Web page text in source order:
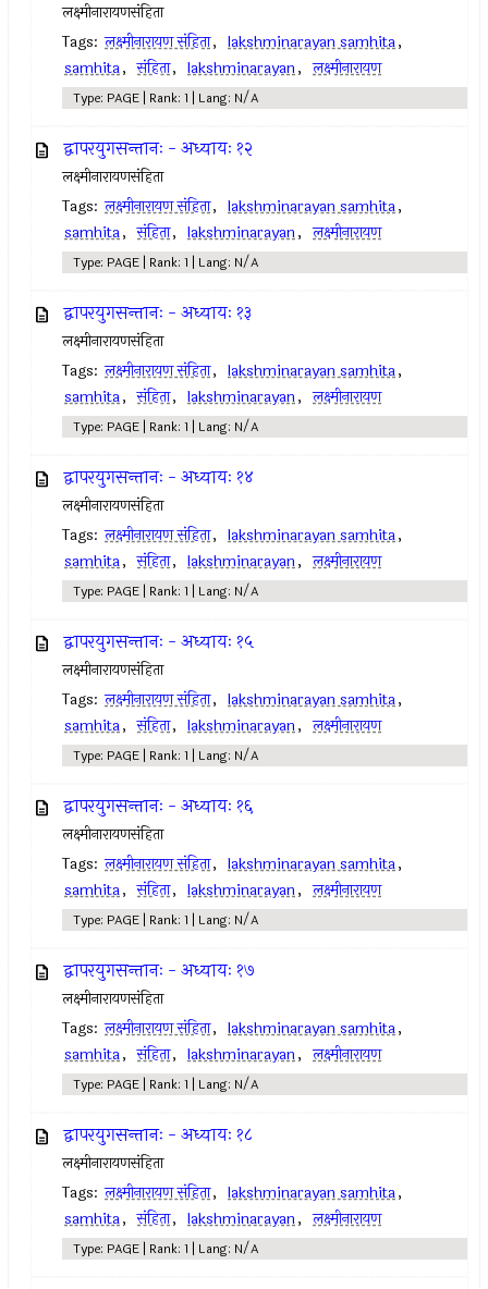
लक्ष्मीनारायणसंहिता
Tags: लक्ष्मीनारायण संहिता, lakshminarayan samhita,
samhita, संहिता, lakshminarayan, लक्ष्मीनारायण
Type: PAGE | Rank: 1 | Lang: N/A
द्वापरयुगसन्तानः - अध्यायः १२
लक्ष्मीनारायणसंहिता
Tags: लक्ष्मीनारायण संहिता, lakshminarayan samhita,
samhita, संहिता, lakshminarayan, लक्ष्मीनारायण
Type: PAGE | Rank: 1 | Lang: N/A
द्वापरयुगसन्तानः - अध्यायः १३
लक्ष्मीनारायणसंहिता
Tags: लक्ष्मीनारायण संहिता, lakshminarayan samhita,
samhita, संहिता, lakshminarayan, लक्ष्मीनारायण
Type: PAGE | Rank: 1 | Lang: N/A
द्वापरयुगसन्तानः - अध्यायः १४
लक्ष्मीनारायणसंहिता
Tags: लक्ष्मीनारायण संहिता, lakshminarayan samhita,
samhita, संहिता, lakshminarayan, लक्ष्मीनारायण
Type: PAGE | Rank: 1 | Lang: N/A
द्वापरयुगसन्तानः - अध्यायः १५
लक्ष्मीनारायणसंहिता
Tags: लक्ष्मीनारायण संहिता, lakshminarayan samhita,
samhita, संहिता, lakshminarayan, लक्ष्मीनारायण
Type: PAGE | Rank: 1 | Lang: N/A
द्वापरयुगसन्तानः - अध्यायः १६
लक्ष्मीनारायणसंहिता
Tags: लक्ष्मीनारायण संहिता, lakshminarayan samhita,
samhita, संहिता, lakshminarayan, लक्ष्मीनारायण
Type: PAGE | Rank: 1 | Lang: N/A
द्वापरयुगसन्तानः - अध्यायः १७
लक्ष्मीनारायणसंहिता
Tags: लक्ष्मीनारायण संहिता, lakshminarayan samhita,
samhita, संहिता, lakshminarayan, लक्ष्मीनारायण
Type: PAGE | Rank: 1 | Lang: N/A
द्वापरयुगसन्तानः - अध्यायः १८
लक्ष्मीनारायणसंहिता
Tags: लक्ष्मीनारायण संहिता, lakshminarayan samhita,
samhita, संहिता, lakshminarayan, लक्ष्मीनारायण
Type: PAGE | Rank: 1 | Lang: N/A